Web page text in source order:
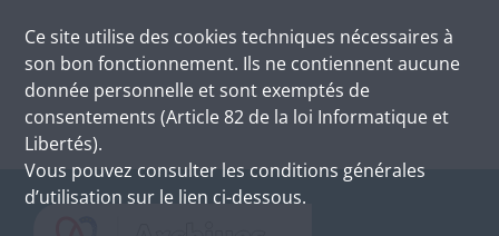
Ce site utilise des cookies techniques nécessaires à
son bon fonctionnement. Ils ne contiennent aucune
donnée personnelle et sont exemptés de
consentements (Article 82 de la loi Informatique et
Libertés).
Vous pouvez consulter les conditions générales
d’utilisation sur le lien ci-dessous.